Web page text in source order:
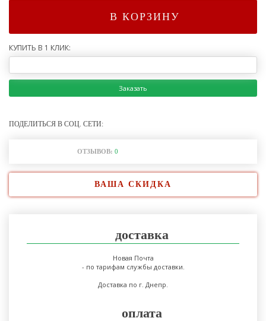
В КОРЗИНУ
КУПИТЬ В 1 КЛИК:
Заказать
ПОДЕЛИТЬСЯ В СОЦ. СЕТИ:
ОТЗЫВОВ: 0
ВАША СКИДКА
доставка
Новая Почта
- по тарифам службы доставки.
Доставка по г. Днепр.
оплата